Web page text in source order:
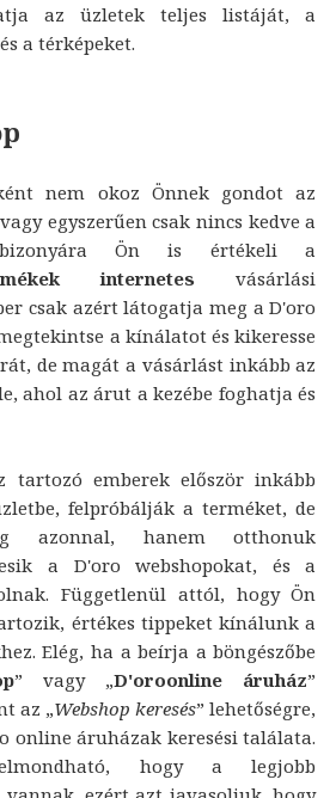
az üzletek teljes listáját, a
a térképeket.
nem okoz Önnek gondot az
egyszerűen csak nincs kedve a
Ön is értékeli a
internetes vásárlási
csak azért látogatja meg a D'oro
a kínálatot és kikeresse
de magát a vásárlást inkább az
ahol az árut a kezébe foghatja és
tartozó emberek először inkább
felpróbálják a terméket, de
azonnal, hanem otthonuk
a D'oro webshopokat, és a
Függetlenül attól, hogy Ön
értékes tippeket kínálunk a
Elég, ha a beírja a böngészőbe
” vagy „D'oroonline áruház”
az „Webshop keresés” lehetőségre,
online áruházak keresési találata.
elmondható, hogy a legjobb